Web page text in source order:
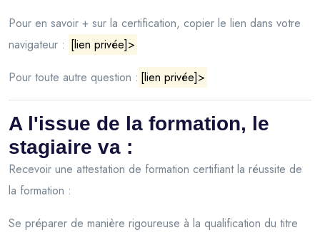
Pour en savoir + sur la certification, copier le lien dans votre
navigateur : [lien privée]>
Pour toute autre question : [lien privée]>
A l'issue de la formation, le
stagiaire va :
Recevoir une attestation de formation certifiant la réussite de
la formation :
Se préparer de manière rigoureuse à la qualification du titre